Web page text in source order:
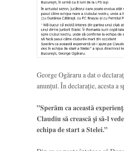
George Ogăraru a dat o
anunțul. În declarație, acesta a
”Sperăm ca această
Claudiu să crească și să-l
echipa de start a Stelei.”